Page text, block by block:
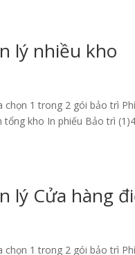
lý nhiều kho
1 trong 2 gói bảo trì
kho In phiếu Bảo trì
lý Cửa hàng
1 trong 2 gói bảo trì